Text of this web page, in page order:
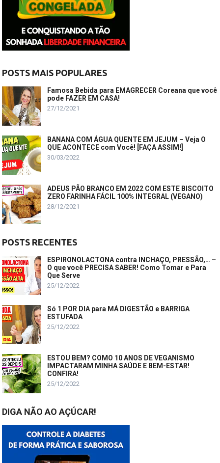
POSTS MAIS POPULARES
Famosa Bebida para EMAGRECER Coreana que você
pode FAZER EM CASA!
27/12/2021
BANANA COM ÁGUA QUENTE EM JEJUM – Veja O
QUE ACONTECE com Você! [FAÇA ASSIM!]
30/03/2022
ADEUS PÃO BRANCO EM 2022 COM ESTE BISCOITO
ZERO FARINHA FÁCIL 100% INTEGRAL (VEGANO)
28/12/2021
POSTS RECENTES
ESPIRONOLACTONA contra INCHAÇO, PRESSÃO,… –
O que você PRECISA SABER! Como Tomar e Para
Que Serve
25/12/2022
Só 1 POR DIA para MÁ DIGESTÃO e BARRIGA
ESTUFADA
25/12/2022
ESTOU BEM? COMO 10 ANOS DE VEGANISMO
IMPACTARAM MINHA SAÚDE E BEM-ESTAR!
CONFIRA!
25/12/2022
DIGA NÃO AO AÇÚCAR!